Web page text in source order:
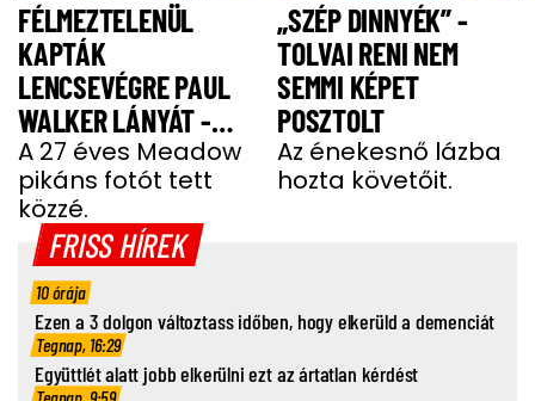
FÉLMEZTELENÜL
KAPTÁK
LENCSEVÉGRE PAUL
WALKER LÁNYÁT -
FOTÓ
A 27 éves Meadow
pikáns fotót tett
közzé.
„SZÉP DINNYÉK” -
TOLVAI RENI NEM
SEMMI KÉPET
POSZTOLT
Az énekesnő lázba
hozta követőit.
FRISS HÍREK
10 órája
Ezen a 3 dolgon változtass időben, hogy elkerüld a demenciát
Tegnap, 16:29
Együttlét alatt jobb elkerülni ezt az ártatlan kérdést